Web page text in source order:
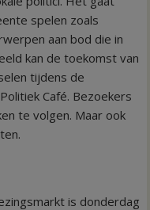
spelen zoals
aan bod die in
kan de toekomst van
tijdens de
Café. Bezoekers
te volgen. Maar ook
is donderdag